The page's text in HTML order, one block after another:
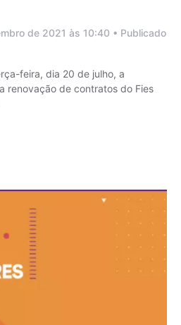
de 2021 às 10:40 • Publicado
feira, dia 20 de julho, a
renovação de contratos do Fies